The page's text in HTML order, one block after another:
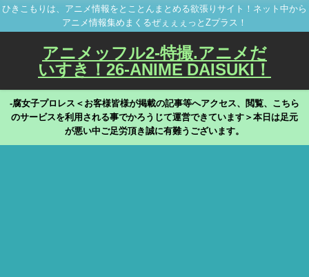
ひきこもりは、アニメ情報をとことんまとめる欲張りサイト！ネット中から
アニメ情報集めまくるぜぇぇぇっとZプラス！
アニメッフル2-特撮.アニメだ
いすき！26-ANIME DAISUKI！
-腐女子プロレス＜お客様皆様が掲載の記事等へアクセス、閲覧、こちら
のサービスを利用される事でかろうじて運営できています＞本日は足元
が悪い中ご足労頂き誠に有難うございます。